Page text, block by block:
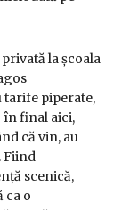
la școala
tarife piperate,
în final aici,
că vin, au
Fiind
scenică,
ca o